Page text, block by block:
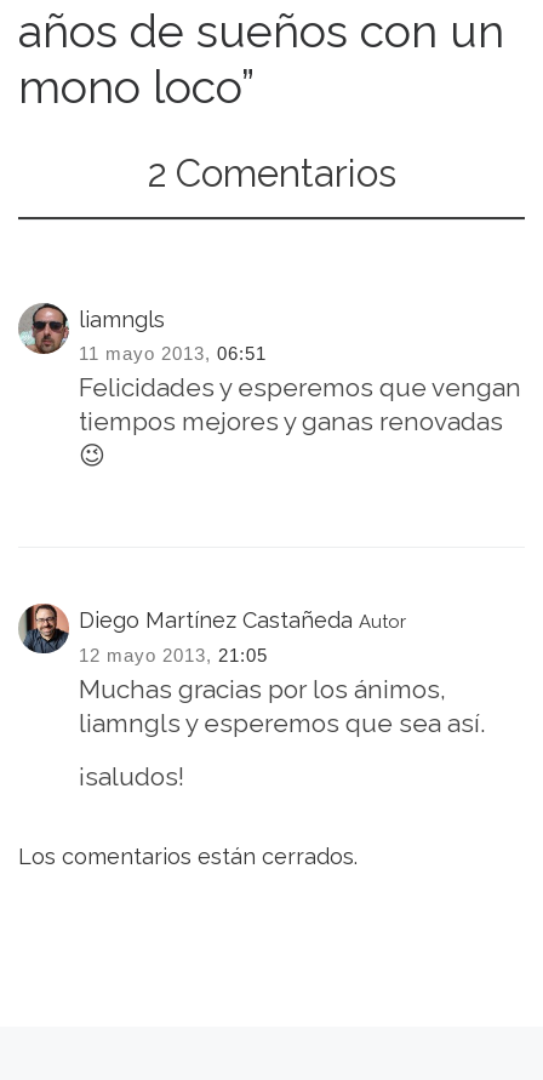
años de sueños con un
mono loco”
2 Comentarios
liamngls
11 mayo 2013, 06:51
Felicidades y esperemos que vengan
tiempos mejores y ganas renovadas
😉
Diego Martínez Castañeda Autor
12 mayo 2013, 21:05
Muchas gracias por los ánimos,
liamngls y esperemos que sea así.
¡saludos!
Los comentarios están cerrados.